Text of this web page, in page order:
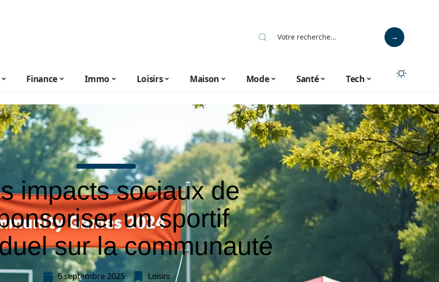
Finance Immo Loisirs Maison Mode Santé Tech
impacts sociaux de
un sportif
sur la communauté
6 septembre 2025 Loisirs